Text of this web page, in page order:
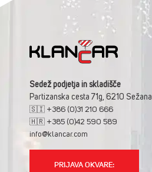
Sedež podjetja in skladišče
Partizanska cesta 71g, 6210 Sežana
🇸🇮 +386 (0)31 210 666
🇭🇷 +385 (0)42 590 589
info@klancar.com
PRIJAVA OKVARE: